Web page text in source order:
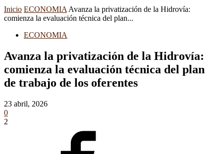
Inicio ECONOMIA Avanza la privatización de la Hidrovía:
comienza la evaluación técnica del plan...
ECONOMIA
Avanza la privatización de la Hidrovía:
comienza la evaluación técnica del plan
de trabajo de los oferentes
23 abril, 2026
0
2